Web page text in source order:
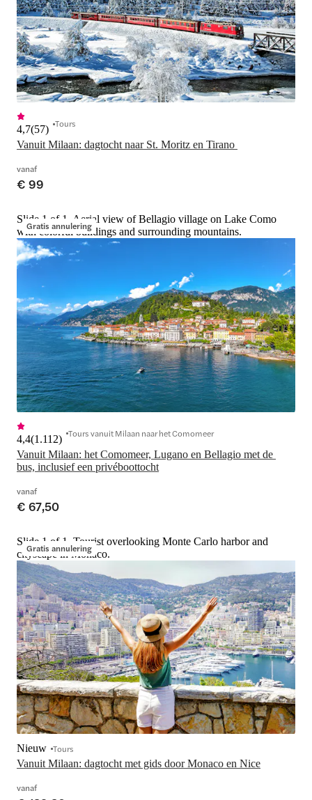
4,7(57) Tours
vanaf
€ 99
Gratis annulering
Slide 1 of 1, Aerial view of Bellagio village on Lake Como
with colorful buildings and surrounding mountains.
Vanuit Milaan: het Comomeer, Lugano en Bellagio met de
bus, inclusief een privéboottocht
4,4(1.112) Tours vanuit Milaan naar het Comomeer
vanaf
€ 67,50
Gratis annulering
Slide 1 of 1, Tourist overlooking Monte Carlo harbor and
cityscape in Monaco.
Vanuit Milaan: dagtocht met gids door Monaco en Nice
Nieuw Tours
vanaf